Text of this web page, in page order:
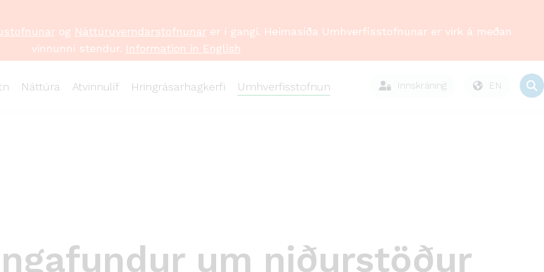
Náttúra Atvinnulíf Hringrásarhagkerfi Umhverfisstofnun Innskráning EN
og Náttúruverndarstofnunarer í gangi. Heimasíða Umhverfisstofnunar er virk á meðan
vinnunni stendur. Information in English
um niðurstöður